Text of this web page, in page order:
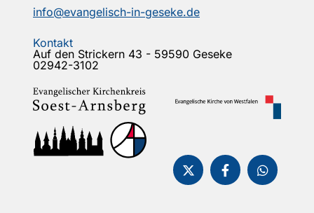
info@evangelisch-in-geseke.de
Kontakt
Auf den Strickern 43 - 59590 Geseke
02942-3102